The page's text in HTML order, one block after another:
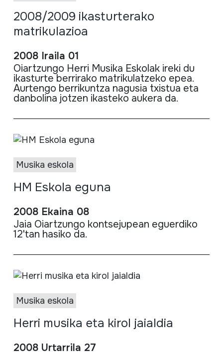
2008/2009 ikasturterako
matrikulazioa
2008 Iraila 01
Oiartzungo Herri Musika Eskolak ireki du
ikasturte berrirako matrikulatzeko epea.
Aurtengo berrikuntza nagusia txistua eta
danbolina jotzen ikasteko aukera da.
Musika eskola
HM Eskola eguna
2008 Ekaina 08
Jaia Oiartzungo kontsejupean eguerdiko
12'tan hasiko da.
Musika eskola
Herri musika eta kirol jaialdia
2008 Urtarrila 27